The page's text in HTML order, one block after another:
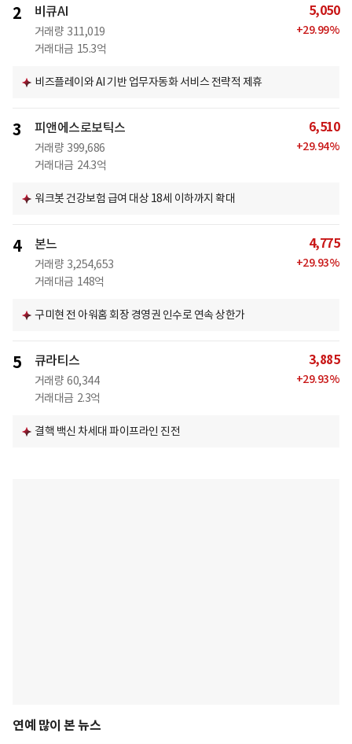
2 비큐AI
거래량 311,019
거래대금 15.3억
5,050
+29.99%
비즈플레이와 AI 기반 업무자동화 서비스 전략적 제휴
3 피앤에스로보틱스
거래량 399,686
거래대금 24.3억
6,510
+29.94%
워크봇 건강보험 급여 대상 18세 이하까지 확대
4 본느
거래량 3,254,653
거래대금 148억
4,775
+29.93%
구미현 전 아워홈 회장 경영권 인수로 연속 상한가
5 큐라티스
거래량 60,344
거래대금 2.3억
3,885
+29.93%
결핵 백신 차세대 파이프라인 진전
연예 많이 본 뉴스